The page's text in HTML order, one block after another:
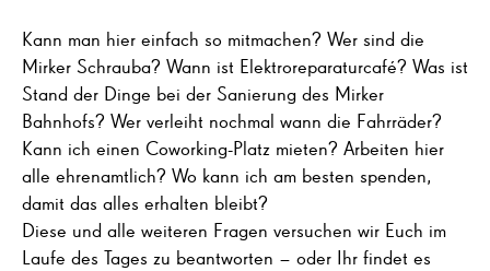
Kann man hier einfach so mitmachen? Wer sind die
Mirker Schrauba? Wann ist Elektroreparaturcafé? Was ist
Stand der Dinge bei der Sanierung des Mirker
Bahnhofs? Wer verleiht nochmal wann die Fahrräder?
Kann ich einen Coworking-Platz mieten? Arbeiten hier
alle ehrenamtlich? Wo kann ich am besten spenden,
damit das alles erhalten bleibt?
Diese und alle weiteren Fragen versuchen wir Euch im
Laufe des Tages zu beantworten – oder Ihr findet es